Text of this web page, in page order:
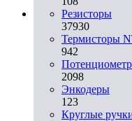
Резисторы
37930
Термисторы
942
2098
Энкодеры
123
Круглые